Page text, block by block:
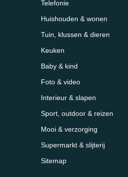
Telefonie
Huishouden & wonen
Tuin, klussen & dieren
Keuken
Baby & kind
Foto & video
Interieur & slapen
Sport, outdoor & reizen
Mooi & verzorging
Supermarkt & slijterij
Sitemap